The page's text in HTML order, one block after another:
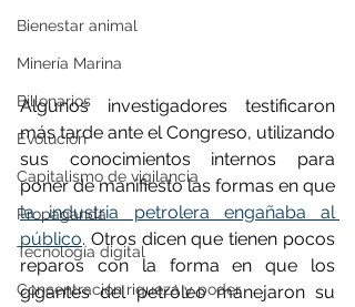
Bienestar animal
Minería Marina
Billonarios
Evolución
Capitalismo de vigilancia
Propaganda
Tecnología digital
Concentración riqueza y poder
Algunos investigadores testificaron
más tarde ante el Congreso, utilizando
sus conocimientos internos para
la industria petrolera engañaba al
público. Otros dicen que tienen pocos
reparos con la forma en que los
gigantes del petróleo manejaron su